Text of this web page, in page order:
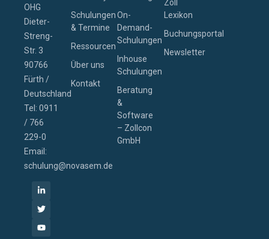
OHG
Dieter-
Streng-
Str. 3
90766
Fürth /
Deutschland
Tel: 0911
/ 766
229-0
Email:
schulung@novasem.de
Schulungen
& Termine
Ressourcen
Über uns
Kontakt
On-
Demand-
Schulungen
Inhouse
Schulungen
Beratung
&
Software
– Zollcon
GmbH
Zoll
Lexikon
Buchungsportal
Newsletter